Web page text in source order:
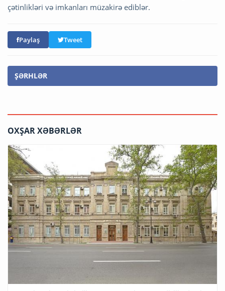
çətinlikləri və imkanları müzakirə ediblər.
Paylaş Tweet
ŞƏRHLƏR
OXŞAR XƏBƏRLƏR